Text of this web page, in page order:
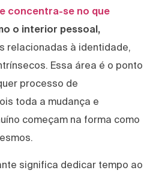
concentra-se no que
o interior pessoal,
relacionadas à identidade,
Essa área é o ponto
processo de
toda a mudança e
começam na forma como
significa dedicar tempo ao